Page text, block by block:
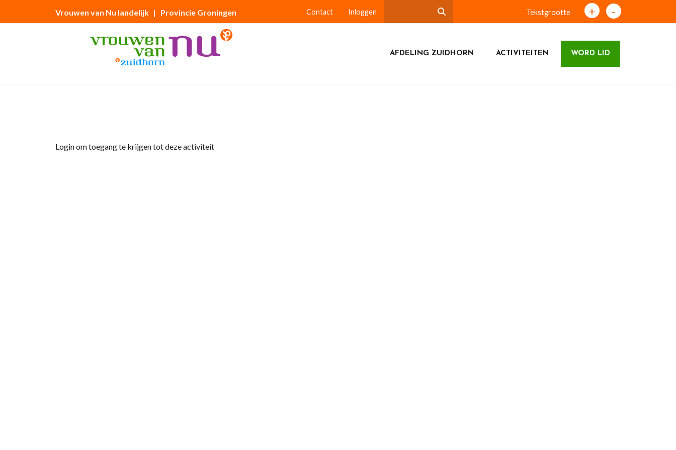
Vrouwen van Nu landelijk | Provincie Groningen Contact Inloggen Tekstgrootte + -
AFDELING ZUIDHORN ACTIVITEITEN WORD LID
Login om toegang te krijgen tot deze activiteit